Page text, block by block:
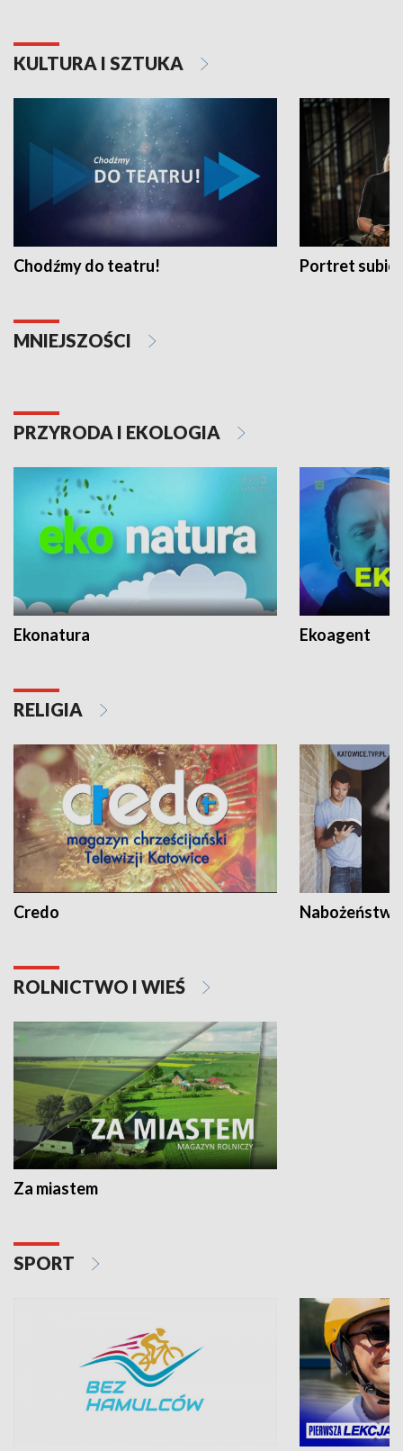
KULTURA I SZTUKA
Chodźmy do teatru! Portret
MNIEJSZOŚCI
PRZYRODA I EKOLOGIA
Ekonatura Ekoagent
RELIGIA
Credo
ROLNICTWO I WIEŚ
Za miastem
SPORT